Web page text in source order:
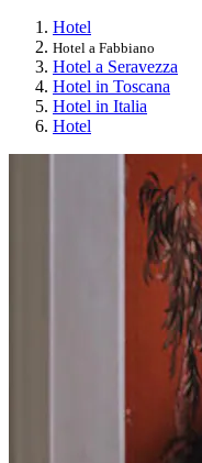
Hotel
Hotel a Fabbiano
Hotel a Seravezza
Hotel in Toscana
Hotel in Italia
Hotel